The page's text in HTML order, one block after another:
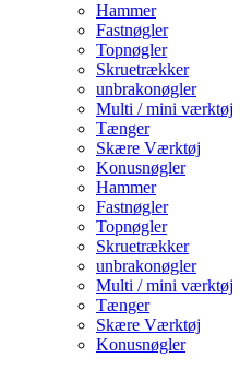
Hammer
Fastnøgler
Topnøgler
Skruetrækker
unbrakonøgler
Multi / mini værktøj
Tænger
Skære Værktøj
Konusnøgler
Hammer
Fastnøgler
Topnøgler
Skruetrækker
unbrakonøgler
Multi / mini værktøj
Tænger
Skære Værktøj
Konusnøgler